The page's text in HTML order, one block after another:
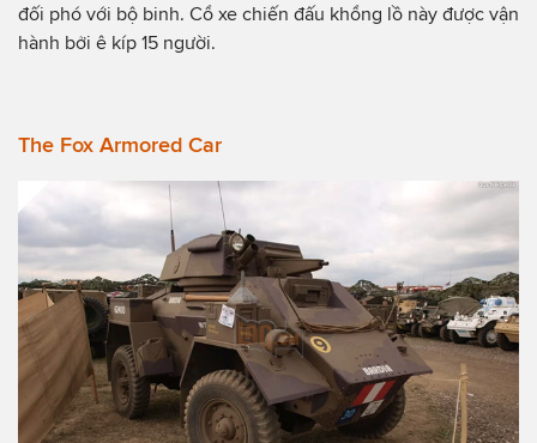
đối phó với bộ binh. Cổ xe chiến đấu khổng lồ này được vận
hành bởi ê kíp 15 người.
The Fox Armored Car